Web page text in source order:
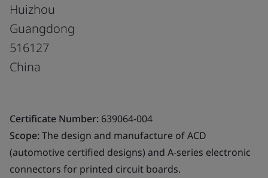
Huizhou
Guangdong
516127
China
Certificate Number: 639064-004
Scope:The design and manufacture of ACD
(automotive certified designs) and A-series electronic
connectors for printed circuit boards.